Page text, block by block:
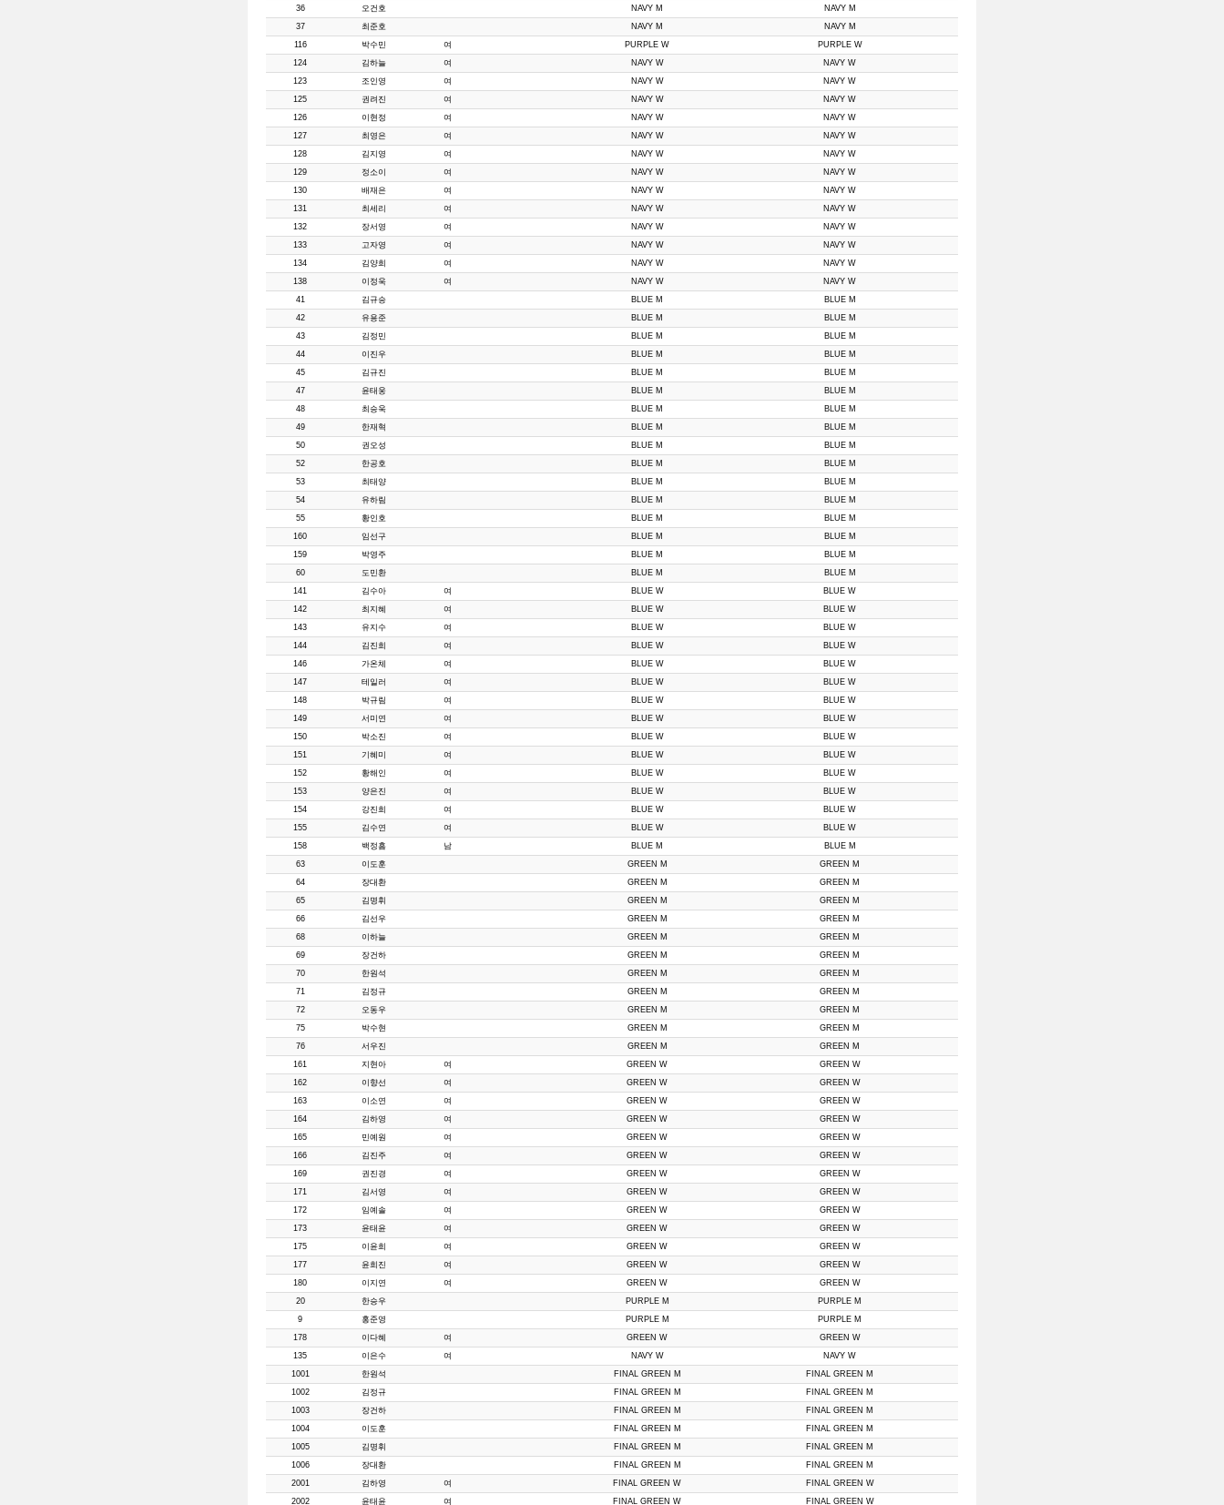
36
오건호 NAVY M
NAVY M
37
최준호 NAVY M
NAVY M
116
박수민 여 PURPLE W
PURPLE W
124
김하늘 여 NAVY W
NAVY W
123
조인영 여 NAVY W
NAVY W
125
권려진 여 NAVY W
NAVY W
126
이현정 여 NAVY W
NAVY W
127
최영은 여 NAVY W
NAVY W
128
김지영 여 NAVY W
NAVY W
129
정소이 여 NAVY W
NAVY W
130
배재은 여 NAVY W
NAVY W
131
최세리 여 NAVY W
NAVY W
132
장서영 여 NAVY W
NAVY W
133
고자영 여 NAVY W
NAVY W
134
김양희 여 NAVY W
NAVY W
138
이정욱 여 NAVY W
NAVY W
41
김규승 BLUE M
BLUE M
42
유용준 BLUE M
BLUE M
43
김정민 BLUE M
BLUE M
44
이진우 BLUE M
BLUE M
45
김규진 BLUE M
BLUE M
47
윤태웅 BLUE M
BLUE M
48
최승욱 BLUE M
BLUE M
49
한재혁 BLUE M
BLUE M
50
권오성 BLUE M
BLUE M
52
한공호 BLUE M
BLUE M
53
최태양 BLUE M
BLUE M
54
유하림 BLUE M
BLUE M
55
황인호 BLUE M
BLUE M
160
임선구 BLUE M
BLUE M
159
박영주 BLUE M
BLUE M
60
도민환 BLUE M
BLUE M
141
김수아 여 BLUE W
BLUE W
142
최지혜 여 BLUE W
BLUE W
143
유지수 여 BLUE W
BLUE W
144
김진희 여 BLUE W
BLUE W
146
가온체 여 BLUE W
BLUE W
147
테일러 여 BLUE W
BLUE W
148
박규림 여 BLUE W
BLUE W
149
서미연 여 BLUE W
BLUE W
150
박소진 여 BLUE W
BLUE W
151
기혜미 여 BLUE W
BLUE W
152
황해인 여 BLUE W
BLUE W
153
양은진 여 BLUE W
BLUE W
154
강진희 여 BLUE W
BLUE W
155
김수연 여 BLUE W
BLUE W
158
백정흠 남 BLUE M
BLUE M
63
이도훈 GREEN M
GREEN M
64
장대환 GREEN M
GREEN M
65
김명휘 GREEN M
GREEN M
66
김선우 GREEN M
GREEN M
68
이하늘 GREEN M
GREEN M
69
장건하 GREEN M
GREEN M
70
한원석 GREEN M
GREEN M
71
김정규 GREEN M
GREEN M
72
오동우 GREEN M
GREEN M
75
박수현 GREEN M
GREEN M
76
서우진 GREEN M
GREEN M
161
지현아 여 GREEN W
GREEN W
162
이향선 여 GREEN W
GREEN W
163
이소연 여 GREEN W
GREEN W
164
김하영 여 GREEN W
GREEN W
165
민예원 여 GREEN W
GREEN W
166
김진주 여 GREEN W
GREEN W
169
권진경 여 GREEN W
GREEN W
171
김서영 여 GREEN W
GREEN W
172
임예솔 여 GREEN W
GREEN W
173
윤태윤 여 GREEN W
GREEN W
175
이윤희 여 GREEN W
GREEN W
177
윤희진 여 GREEN W
GREEN W
180
이지연 여 GREEN W
GREEN W
20
한승우 PURPLE M
PURPLE M
9
홍준영 PURPLE M
PURPLE M
178
이다혜 여 GREEN W
GREEN W
135
이은수 여 NAVY W
NAVY W
1001
한원석 FINAL GREEN M
FINAL GREEN M
1002
김정규 FINAL GREEN M
FINAL GREEN M
1003
장건하 FINAL GREEN M
FINAL GREEN M
1004
이도훈 FINAL GREEN M
FINAL GREEN M
1005
김명휘 FINAL GREEN M
FINAL GREEN M
1006
장대환 FINAL GREEN M
FINAL GREEN M
2001
김하영 여 FINAL GREEN W
FINAL GREEN W
2002
윤태윤 여 FINAL GREEN W FINAL GREEN W